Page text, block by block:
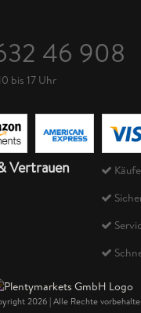
46 908
bis 17 Uhr
Vertrauen
2026 | Alle Rechte